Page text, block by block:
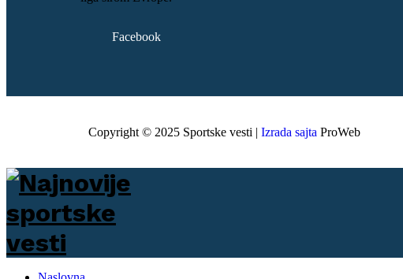
Facebook
Copyright © 2025 Sportske vesti | Izrada sajta ProWeb